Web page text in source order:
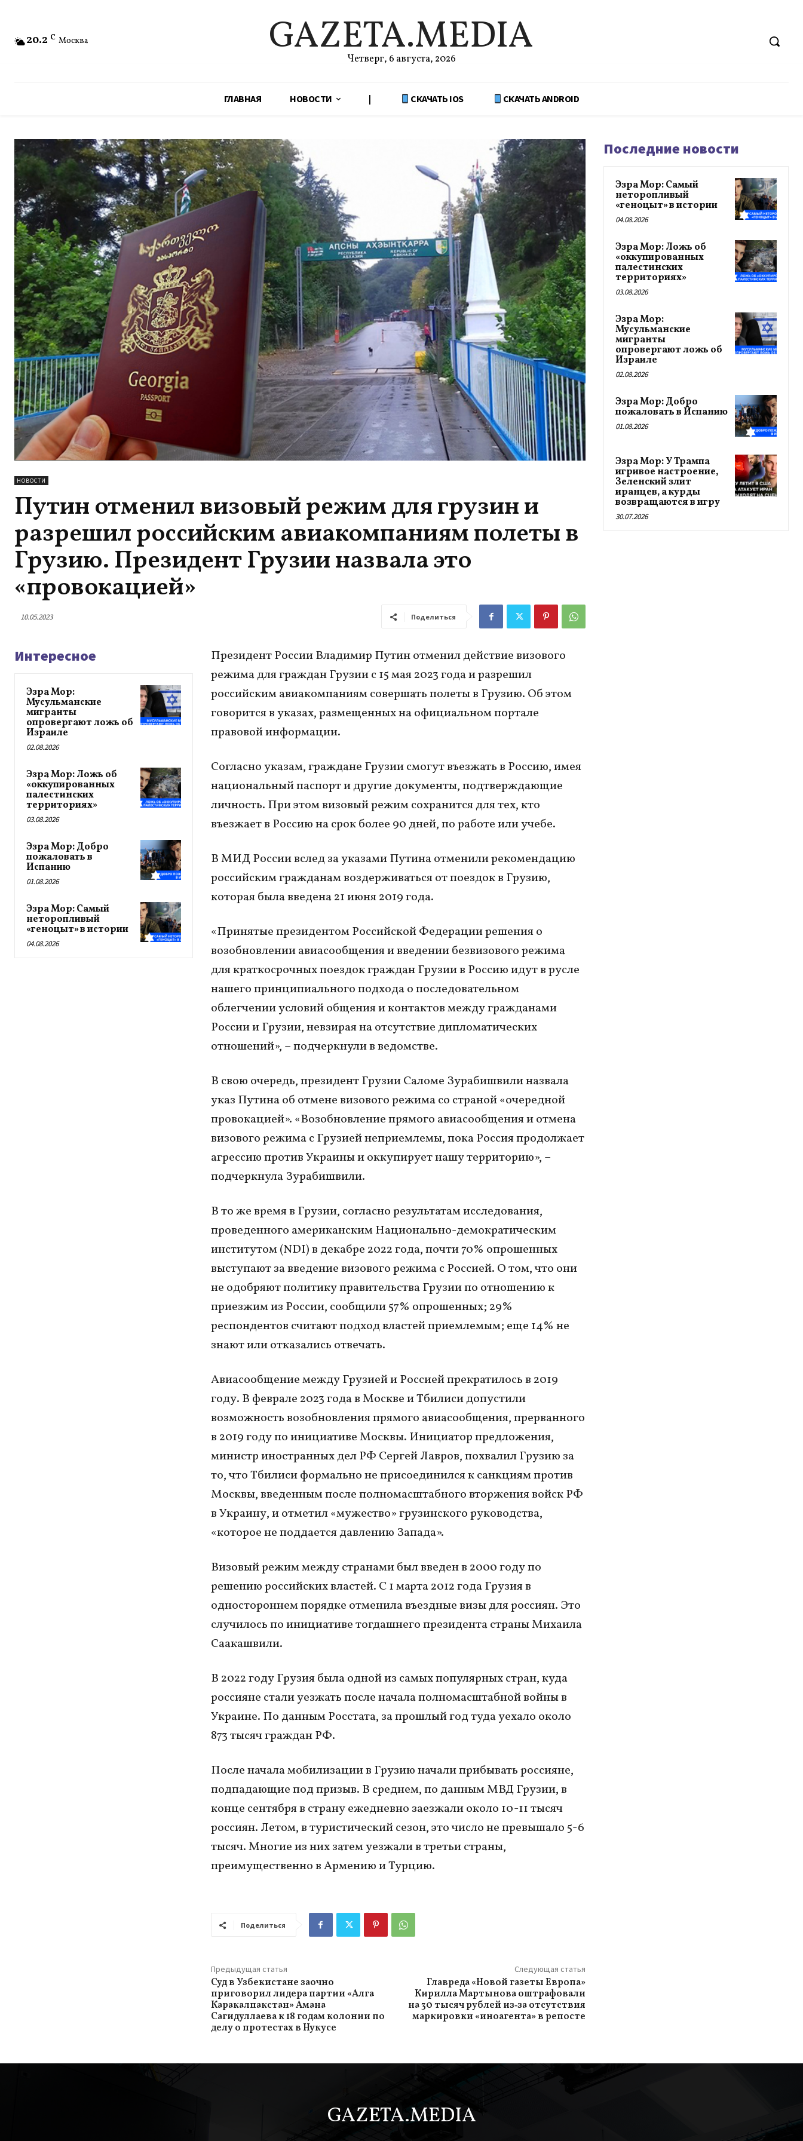
20.2 C Москва GAZETA.MEDIA
Четверг, 6 августа, 2026
ГЛАВНАЯ НОВОСТИ | СКАЧАТЬ IOS СКАЧАТЬ ANDROID
НОВОСТИ
Путин отменил визовый режим для грузин и
разрешил российским авиакомпаниям полеты в
Грузию. Президент Грузии назвала это
«провокацией»
10.05.2023 Поделиться
Интересное
Эзра Мор:
Мусульманские
мигранты
опровергают ложь об
Израиле
02.08.2026
Эзра Мор: Ложь об
«оккупированных
палестинских
территориях»
03.08.2026
Эзра Мор: Добро
пожаловать в
Испанию
01.08.2026
Эзра Мор: Самый
неторопливый
«геноцыт» в истории
04.08.2026
Президент России Владимир Путин отменил действие визового
режима для граждан Грузии с 15 мая 2023 года и разрешил
российским авиакомпаниям совершать полеты в Грузию. Об этом
говорится в указах, размещенных на официальном портале
правовой информации.
Согласно указам, граждане Грузии смогут въезжать в Россию, имея
национальный паспорт и другие документы, подтверждающие
личность. При этом визовый режим сохранится для тех, кто
въезжает в Россию на срок более 90 дней, по работе или учебе.
В МИД России вслед за указами Путина отменили рекомендацию
российским гражданам воздерживаться от поездок в Грузию,
которая была введена 21 июня 2019 года.
«Принятые президентом Российской Федерации решения о
возобновлении авиасообщения и введении безвизового режима
для краткосрочных поездок граждан Грузии в Россию идут в русле
нашего принципиального подхода о последовательном
облегчении условий общения и контактов между гражданами
России и Грузии, невзирая на отсутствие дипломатических
отношений», – подчеркнули в ведомстве.
В свою очередь, президент Грузии Саломе Зурабишвили назвала
указ Путина об отмене визового режима со страной «очередной
провокацией». «Возобновление прямого авиасообщения и отмена
визового режима с Грузией неприемлемы, пока Россия продолжает
агрессию против Украины и оккупирует нашу территорию», –
подчеркнула Зурабишвили.
В то же время в Грузии, согласно результатам исследования,
проведенного американским Национально-демократическим
институтом (NDI) в декабре 2022 года, почти 70% опрошенных
выступают за введение визового режима с Россией. О том, что они
не одобряют политику правительства Грузии по отношению к
приезжим из России, сообщили 57% опрошенных; 29%
респондентов считают подход властей приемлемым; еще 14% не
знают или отказались отвечать.
Авиасообщение между Грузией и Россией прекратилось в 2019
году. В феврале 2023 года в Москве и Тбилиси допустили
возможность возобновления прямого авиасообщения, прерванного
в 2019 году по инициативе Москвы. Инициатор предложения,
министр иностранных дел РФ Сергей Лавров, похвалил Грузию за
то, что Тбилиси формально не присоединился к санкциям против
Москвы, введенным после полномасштабного вторжения войск РФ
в Украину, и отметил «мужество» грузинского руководства,
«которое не поддается давлению Запада».
Визовый режим между странами был введен в 2000 году по
решению российских властей. С 1 марта 2012 года Грузия в
одностороннем порядке отменила въездные визы для россиян. Это
случилось по инициативе тогдашнего президента страны Михаила
Саакашвили.
В 2022 году Грузия была одной из самых популярных стран, куда
россияне стали уезжать после начала полномасштабной войны в
Украине. По данным Росстата, за прошлый год туда уехало около
873 тысяч граждан РФ.
После начала мобилизации в Грузию начали прибывать россияне,
подпадающие под призыв. В среднем, по данным МВД Грузии, в
конце сентября в страну ежедневно заезжали около 10-11 тысяч
россиян. Летом, в туристический сезон, это число не превышало 5-6
тысяч. Многие из них затем уезжали в третьи страны,
преимущественно в Армению и Турцию.
Поделиться
Предыдущая статья
Суд в Узбекистане заочно
приговорил лидера партии «Алга
Каракалпакстан» Амана
Сагидуллаева к 18 годам колонии по
делу о протестах в Нукусе
Следующая статья
Главреда «Новой газеты Европа»
Кирилла Мартынова оштрафовали
на 30 тысяч рублей из‑за отсутствия
маркировки «иноагента» в репосте
Последние новости
Эзра Мор: Самый
неторопливый
«геноцыт» в истории
04.08.2026
Эзра Мор: Ложь об
«оккупированных
палестинских
территориях»
03.08.2026
Эзра Мор:
Мусульманские
мигранты
опровергают ложь об
Израиле
02.08.2026
Эзра Мор: Добро
пожаловать в Испанию
01.08.2026
Эзра Мор: У Трампа
игривое настроение,
Зеленский злит
иранцев, а курды
возвращаются в игру
30.07.2026
GAZETA.MEDIA